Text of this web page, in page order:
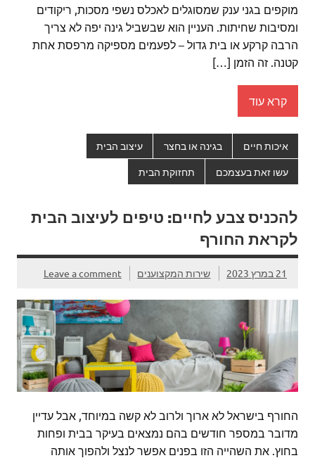
מוקפים בגני ענק שמסוגלים לאכלס נשפי מסכות, ריקודים
ומסיבות שחיתות. העניין הוא שבשביל גינה יפה לא צריך
הרבה קרקע או בית גדול – לפעמים מספיקה מרפסת אחת
קטנה. זה הזמן […]
קרא עוד
איכות חיים בגינה או בחצר עיצוב הבית
עשו זאת בעצמכם תחזוקת הבית
להכניס צבע לחיים: טיפים לעיצוב הבית
לקראת החורף
21 במרץ 2023 שירות המקצוענים Leave a comment
החורף בישראל לא ארוך ולרוב לא קשה במיוחד, אבל עדיין
מדובר במספר חודשים בהם נמצאים בעיקר בבית ופחות
בחוץ. את השהייה הזו בפנים אפשר לנצל ולהפוך אותה